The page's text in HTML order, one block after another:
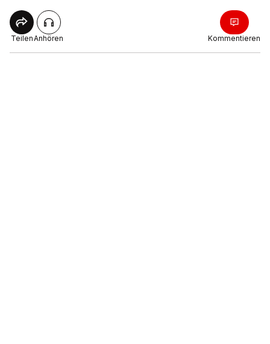
TeilenAnhören Kommentieren